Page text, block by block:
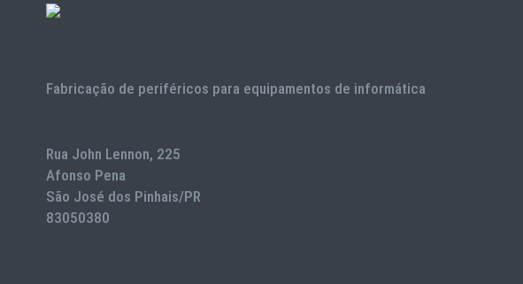
Fabricação de periféricos para equipamentos de informática
Rua John Lennon, 225
Afonso Pena
São José dos Pinhais/PR
83050380